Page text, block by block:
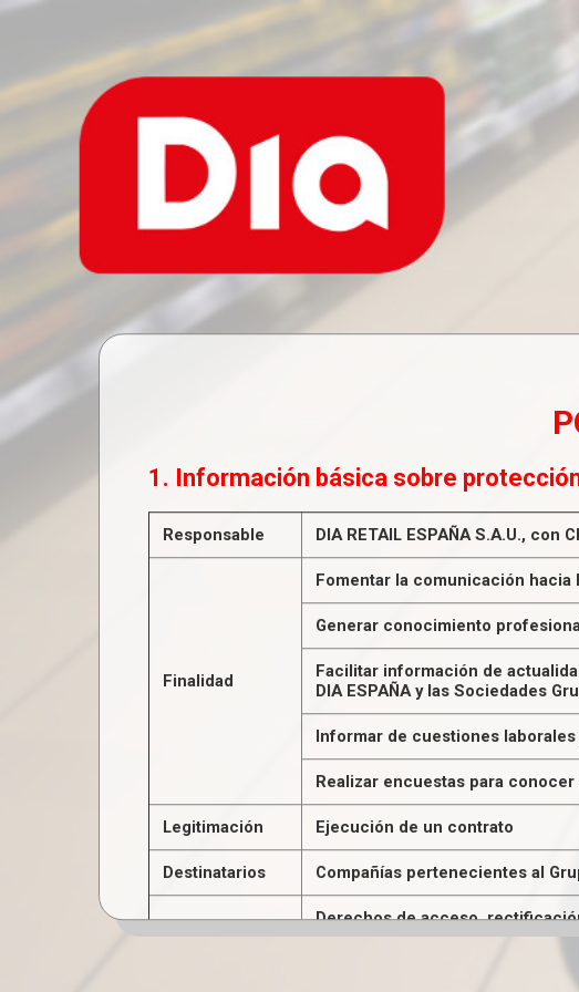
1. Información básica sobre
Responsable DIA RETAIL ESPAÑA S.A.U., con
Finalidad
Fomentar la comunicación hacia
Generar conocimiento
Facilitar información de
DIA ESPAÑA y las Sociedades
Informar de cuestiones
Realizar encuestas para
Legitimación Ejecución de un contrato
Destinatarios Compañías pertenecientes al
Derechos de acceso,
personal.